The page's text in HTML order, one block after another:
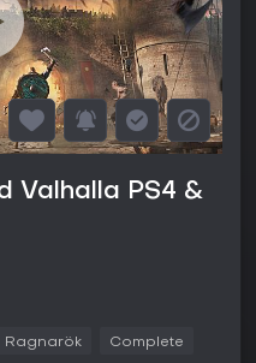
Valhalla PS4 &
Ragnarök Complete